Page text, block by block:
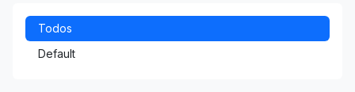
Todos
Default